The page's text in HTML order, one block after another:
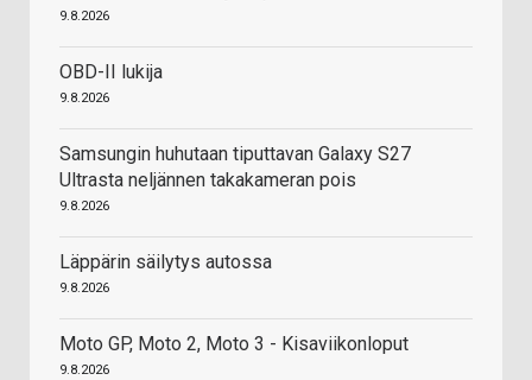
9.8.2026
OBD-II lukija
9.8.2026
Samsungin huhutaan tiputtavan Galaxy S27
Ultrasta neljännen takakameran pois
9.8.2026
Läppärin säilytys autossa
9.8.2026
Moto GP, Moto 2, Moto 3 - Kisaviikonloput
9.8.2026